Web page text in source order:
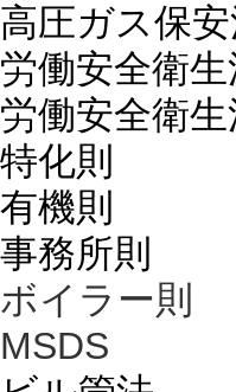
高圧ガス保
労働安全衛
労働安全衛生
特化則
有機則
事務所則
ボイラー則
MSDS